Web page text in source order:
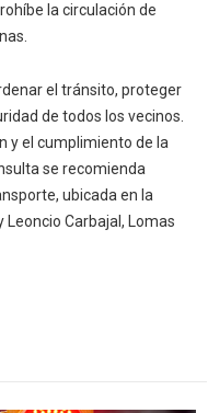
la circulación de
el tránsito, proteger
de todos los vecinos.
y el cumplimiento de la
se recomienda
ubicada en la
Carbajal, Lomas